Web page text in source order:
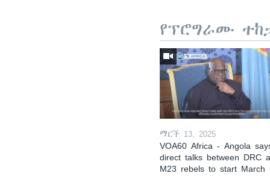
የፕሮግራሙ
ማርች 13, 2025
VOA60 Africa - Angola
direct talks between DRC
M23 rebels to start March